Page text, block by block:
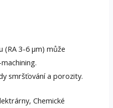
(RA 3-6 μm) může
smršťování a porozity.
Chemické